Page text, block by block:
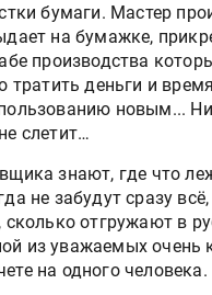
бумаги. Мастер
на бумажке,
производства
тратить деньги и
новым...
слетит…
знают, где что
не забудут сразу
отгружают в
из уважаемых
на одного человека.